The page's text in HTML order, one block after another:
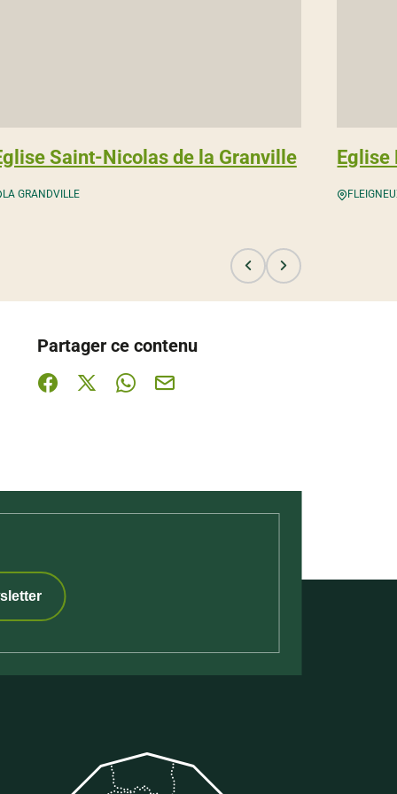
Saint-Nicolas de la Granville
LA GRANDVILLE
Eglise
Partager ce contenu
Partager sur Facebook (nouvelle fenêtre)
Partager sur X / Twitter (nouvelle fenêtre)
Partager sur WhatsApp
Partager par mail